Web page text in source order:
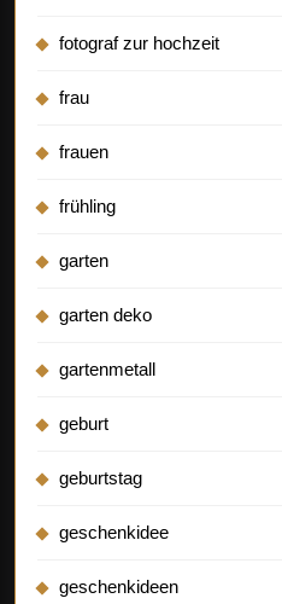
fotograf zur hochzeit
frau
frauen
frühling
garten
garten deko
gartenmetall
geburt
geburtstag
geschenkidee
geschenkideen